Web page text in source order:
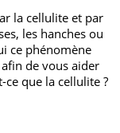
la cellulite et par
les hanches ou
ce phénomène
de vous aider
ce que la cellulite ?